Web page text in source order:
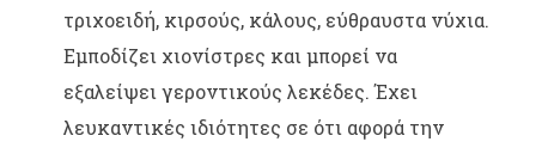
τριχοειδή, κιρσούς, κάλους, εύθραυστα νύχια.
Εμποδίζει χιονίστρες και μπορεί να
εξαλείψει γεροντικούς λεκέδες. Έχει
λευκαντικές ιδιότητες σε ότι αφορά την